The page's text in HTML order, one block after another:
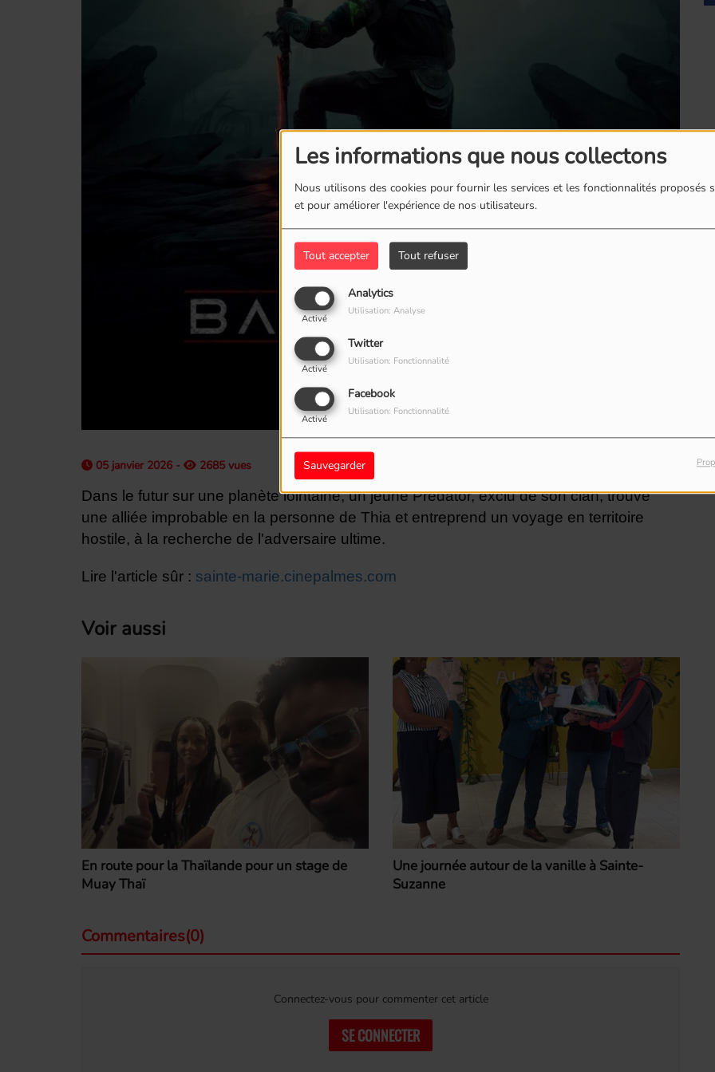
Les informations que nous collectons
Nous utilisons des cookies pour fournir les services et les fonctionnalités proposés
et pour améliorer l'expérience de nos utilisateurs.
Tout accepter Tout refuser
Analytics
Activé
Utilisation: Analyse
Twitter
Activé
Utilisation: Fonctionnalité
Facebook
Activé
Utilisation: Fonctionnalité
Sauvegarder
05 janvier 2026 - 2685 vues
Dans le futur sur une planète lointaine, un jeune Predator, exclu de son clan, trouve
une alliée improbable en la personne de Thia et entreprend un voyage en territoire
hostile, à la recherche de l'adversaire ultime.
Lire l'article sûr : sainte-marie.cinepalmes.com
Voir aussi
En route pour la Thaïlande pour un stage de
Muay Thaï
Une journée autour de la vanille à Sainte-
Suzanne
Commentaires(0)
Connectez-vous pour commenter cet article
SE CONNECTER